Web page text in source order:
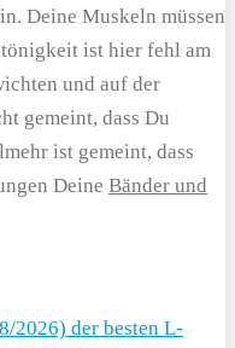
Deine Muskeln müssen
ist hier fehl am
und auf der
gemeint, dass Du
ist gemeint, dass
Deine Bänder und
2026) der besten L-